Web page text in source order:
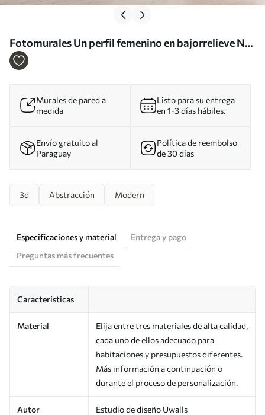
Fotomurales Un perfil femenino en bajorrelieve Nr.
w05569
Murales de pared a
medida
Listo para su entrega
en 1-3 días hábiles.
Envío gratuito al
Paraguay
Política de reembolso
de 30 días
3d Abstracción Modern
Especificaciones y material
Entrega y pago
Preguntas más frecuentes
Características
Material
Elija entre tres materiales de alta calidad,
cada uno de ellos adecuado para
habitaciones y presupuestos diferentes.
Más información a continuación o
durante el proceso de personalización.
Autor Estudio de diseño Uwalls